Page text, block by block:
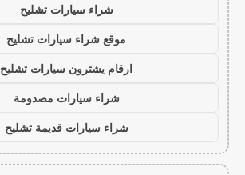
شراء سيارات تشليح
موقع شراء سيارات تشليح
ارقام يشترون سيارات تشليح
شراء سيارات مصدومة
شراء سيارات قديمة تشليح